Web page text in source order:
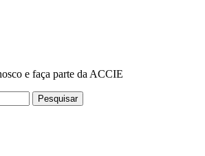
e faça parte da ACCIE